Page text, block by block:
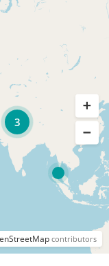
3
contributors